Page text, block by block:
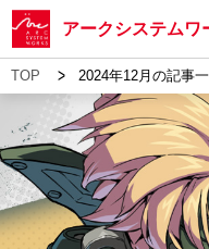
アークシステムワ
TOP > 2024年12月の記事